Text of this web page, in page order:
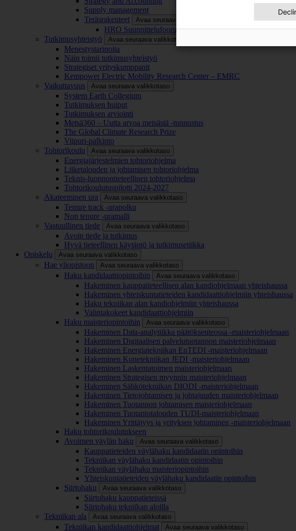
Supply management
Teräsrakenteet
Avaa seuraava valikkotaso
HRO Suunnittelufoorumi
Tutkimusyhteistyö
Avaa seuraava valikkotaso
Menestystarinoita
Näin toimii tutkimusyhteistyö
Strategiset yrityskumppanit
Kempower Electric Mobility Research Center – EMRC
Vaikuttavuus
Avaa seuraava valikkotaso
System Earth Collegium
Tutkimuksen huiput
Tutkimuksen arviointi
Metsä360 – Uutta arvoa metsästä -tunnustus
The Global Climate Research Prize
Viipuri-palkinto
Tohtorikoulu
Avaa seuraava valikkotaso
Energiajärjestelmien tohtoriohjelma
Liiketalouden ja johtamisen tohtoriohjelma
Teknis-luonnontieteellinen tohtoriohjelma
Tohtorikoulutuspilotti 2024-2027
Akateeminen ura
Avaa seuraava valikkotaso
Tenure track -urapolku
Non tenure -uramalli
Vastuullinen tiede
Avaa seuraava valikkotaso
Avoin tiede ja tutkimus
Hyvä tieteellinen käytäntö ja tutkimusetiikka
Opiskelu
Avaa seuraava valikkotaso
Hae yliopistoon Avaa seuraava valikkotaso
Haku kandidaattiopintoihin Avaa seuraava valikkotaso
Hakeminen kauppatieteellisen alan kandiohjelmaan yhteishaussa
Hakeminen yhteiskuntatieteiden kandidaattiohjelmiin yhteishaussa
Haku tekniikan alan kandiohjelmiin yhteishaussa
Valintakokeet kandidaattiohjelmiin
Haku maisteriopintoihin
Avaa seuraava valikkotaso
Hakeminen Data-analytiikka päätöksenteossa -maisteriohjelmaan
Hakeminen Digitaalisen palvelutuotannon maisteriohjelmaan
Hakeminen Energiatekniikan EnTEDI -maisteriohjelmaan
Hakeminen Konetekniikan JEDI -maisteriohjelmaan
Hakeminen Laskentatoimen maisteriohjelmaan
Hakeminen Strategisen myynnin maisteriohjelmaan
Hakeminen Sähkötekniikan DIODI -maisteriohjelmaan
Hakeminen Tietojohtamisen ja johtajuuden maisteriohjelmaan
Hakeminen Tuotannon johtamisen maisteriohjelmaan
Hakeminen Tuotantotalouden TUDI-maisteriohjelmaan
Hakeminen Yrittäjyys ja yrityksen johtaminen -maisteriohjelmaan
Haku tohtorikoulutukseen
Avoimen väylän haku
Avaa seuraava valikkotaso
Kauppatieteiden väylähaku kandidaatin opintoihin
Tekniikan väylähaku kandidaatin opintoihin
Tekniikan väylähaku maisteriopintoihin
Yhteiskuntatieteiden väylähaku kandidaatin opintoihin
Siirtohaku
Avaa seuraava valikkotaso
Siirtohaku kauppatieteissä
Siirtohaku tekniikan aloilla
Tekniikan ala
Avaa seuraava valikkotaso
Tekniikan kandidaattiohjelmat Avaa seuraava valikkotaso